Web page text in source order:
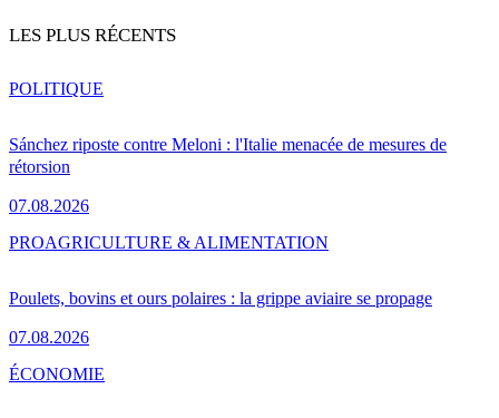
LES PLUS RÉCENTS
Sánchez riposte contre Meloni : l'Italie menacée de mesures de
rétorsion
07.08.2026
POLITIQUE
Poulets, bovins et ours polaires : la grippe aviaire se propage
07.08.2026
PROAGRICULTURE & ALIMENTATION
ÉCONOMIE